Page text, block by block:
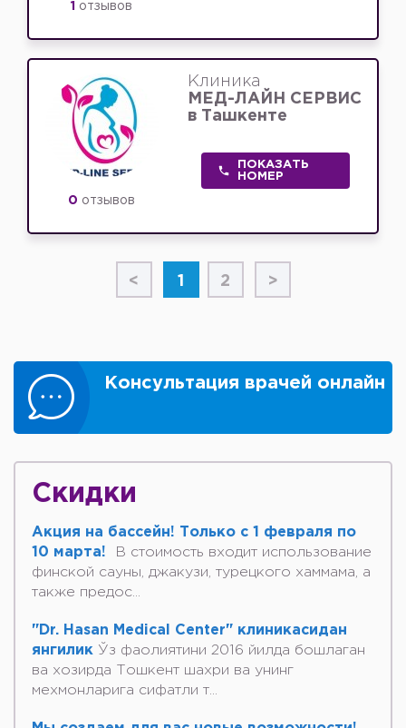
1 отзывов
0 отзывов
Клиника
МЕД-ЛАЙН СЕРВИС
в Ташкенте
ПОКАЗАТЬ
НОМЕР
< 1 2 >
Консультация врачей онлайн
Скидки
Акция на бассейн! Только с 1 февраля по
10 марта!
В стоимость входит использование
финской сауны, джакузи, турецкого хаммама, а
также предос...
"Dr. Hasan Medical Center" клиникасидан
янгилик Ўз фаолиятини 2016 йилда бошлаган
ва хозирда Тошкент шахри ва унинг
мехмонларига сифатли т...